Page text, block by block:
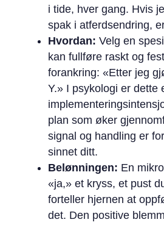
i tide, hver gang. Hvis
spak i atferdsendring,
Hvordan: Velg en
kan fullføre raskt og
forankring: «Etter jeg
Y.» I psykologi er dette
plan som øker
signal og handling er
sinnet ditt.
Belønningen: En
«ja,» et kryss, et pust
forteller hjernen at
det. Den positive